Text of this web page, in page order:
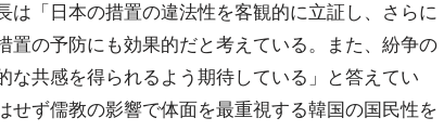
は「日本の措置の違法性を客観的に立証し、さらに
置の予防にも効果的だと考えている。また、紛争の
な共感を得られるよう期待している」と答えてい
せず儒教の影響で体面を最重視する韓国の国民性を